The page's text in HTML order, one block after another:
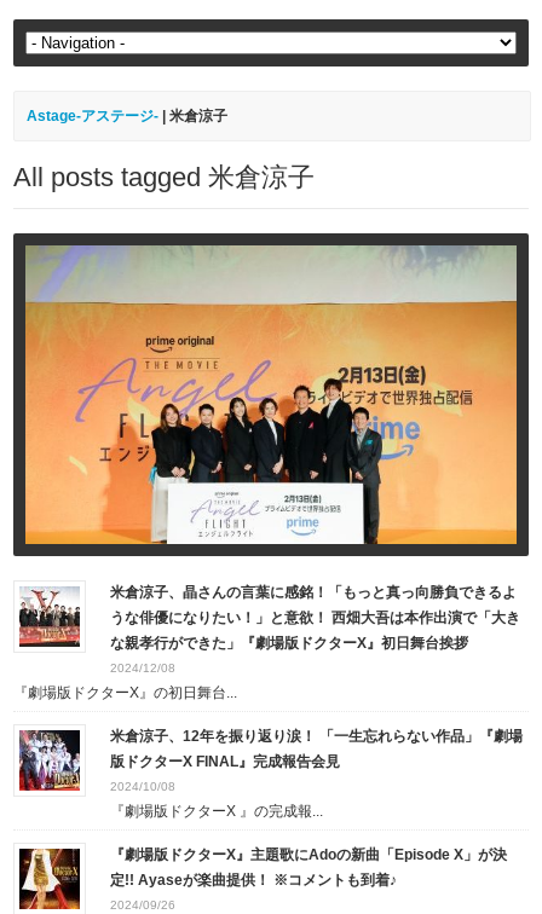
Astage-アステージ- |米倉涼子
All posts tagged 米倉涼子
米倉涼子、晶さんの言葉に感銘！「もっと真っ向勝負できるよ
うな俳優になりたい！」と意欲！ 西畑大吾は本作出演で「大き
な親孝行ができた」『劇場版ドクターX』初日舞台挨拶
2024/12/08
『劇場版ドクターX』の初日舞台...
米倉涼子、12年を振り返り涙！ 「一生忘れらない作品」『劇場
版ドクターX FINAL』完成報告会見
2024/10/08
『劇場版ドクターX 』の完成報...
『劇場版ドクターX』主題歌にAdoの新曲「Episode X」が決
定!! Ayaseが楽曲提供！ ※コメントも到着♪
2024/09/26